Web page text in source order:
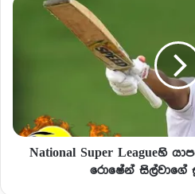
National Super Leagueහි
රොෂේන් සිල්වාගේ